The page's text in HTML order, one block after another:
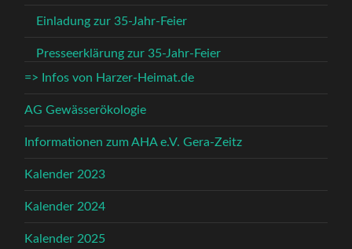
Einladung zur 35-Jahr-Feier
Presseerklärung zur 35-Jahr-Feier
=> Infos von Harzer-Heimat.de
AG Gewässerökologie
Informationen zum AHA e.V. Gera-Zeitz
Kalender 2023
Kalender 2024
Kalender 2025